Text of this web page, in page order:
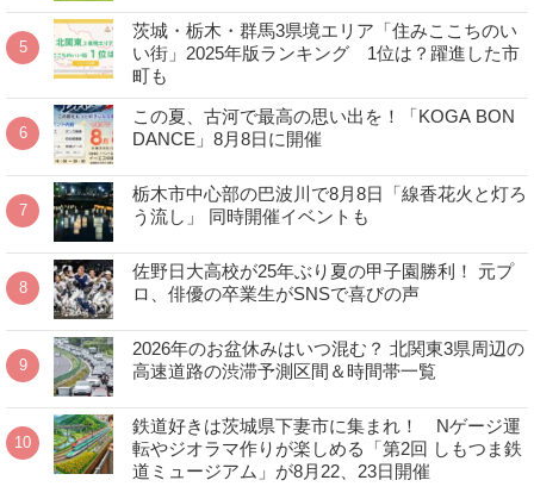
茨城・栃木・群馬3県境エリア「住みここちのい
い街」2025年版ランキング 1位は？躍進した市
町も
この夏、古河で最高の思い出を！「KOGA BON
DANCE」8月8日に開催
栃木市中心部の巴波川で8月8日「線香花火と灯ろ
う流し」 同時開催イベントも
佐野日大高校が25年ぶり夏の甲子園勝利！ 元プ
ロ、俳優の卒業生がSNSで喜びの声
2026年のお盆休みはいつ混む？ 北関東3県周辺の
高速道路の渋滞予測区間＆時間帯一覧
鉄道好きは茨城県下妻市に集まれ！ Nゲージ運
転やジオラマ作りが楽しめる「第2回 しもつま鉄
道ミュージアム」が8月22、23日開催